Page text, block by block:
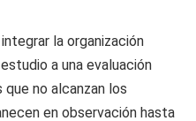
la organización
a una evaluación
no alcanzan los
en observación hasta